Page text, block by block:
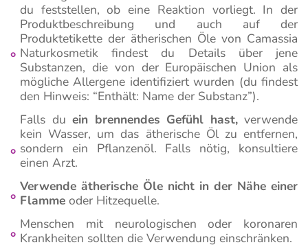
du feststellen, ob eine Reaktion vorliegt. In der
Produktbeschreibung und auch auf der
Produktetikette der ätherischen Öle von Camassia
Naturkosmetik findest du Details über jene
Substanzen, die von der Europäischen Union als
mögliche Allergene identifiziert wurden (du findest
den Hinweis: “Enthält: Name der Substanz”).
Falls du ein brennendes Gefühl hast, verwende
kein Wasser, um das ätherische Öl zu entfernen,
sondern ein Pflanzenöl. Falls nötig, konsultiere
einen Arzt.
Verwende ätherische Öle nicht in der Nähe einer
Flamme oder Hitzequelle.
Menschen mit neurologischen oder koronaren
Krankheiten sollten die Verwendung einschränken.